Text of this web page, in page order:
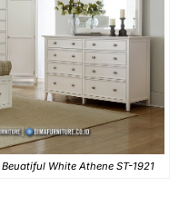
White Athene ST-1921